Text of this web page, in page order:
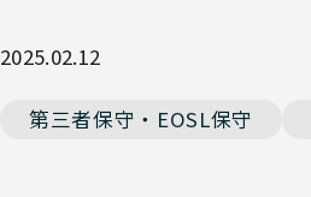
2025.02.12
第三者保守・EOSL保守